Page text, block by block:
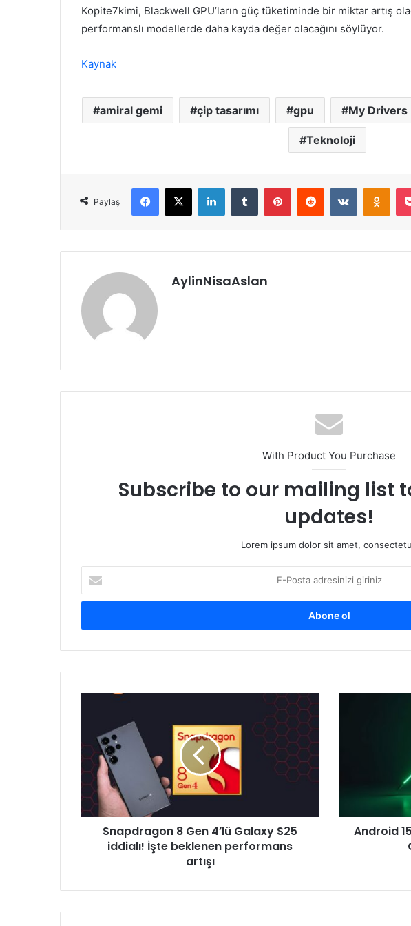
Kopite7kimi, Blackwell GPU’ların güç tüketiminde bir miktar artış
performanslı modellerde daha kayda değer olacağını söylüyor.
Kaynak
amiral gemi çip tasarımı gpu My Drivers
Teknoloji
Paylaş
Facebook
X LinkedInTumblr PinterestReddit VKontakte
AylinNisaAslan
With Product You Purchase
Subscribe to our mailing list
updates!
Lorem ipsum dolor sit amet,
Posta
adresinizi
Snapdragon
4’lü
Galaxy
S25
iddialı!
İşte
beklenen
performans
Snapdragon 8 Gen 4’lü Galaxy S25
iddialı! İşte beklenen performans
artışı
Android